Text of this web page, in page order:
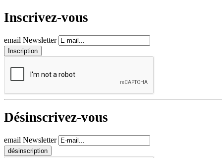
Inscrivez-vous
email Newsletter
Désinscrivez-vous
email Newsletter